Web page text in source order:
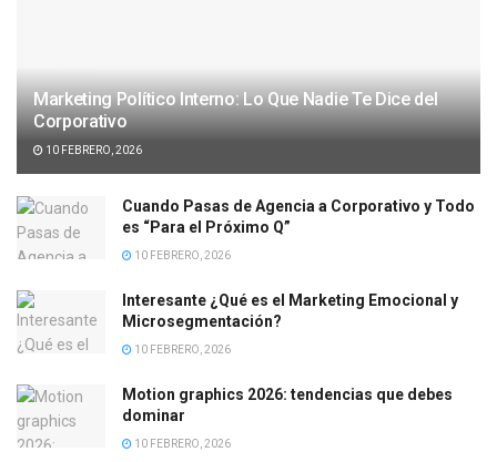
Marketing Político Interno: Lo Que Nadie Te Dice del
Corporativo
10 FEBRERO, 2026
Cuando Pasas de Agencia a Corporativo y Todo
es “Para el Próximo Q”
10 FEBRERO, 2026
Interesante ¿Qué es el Marketing Emocional y
Microsegmentación?
10 FEBRERO, 2026
Motion graphics 2026: tendencias que debes
dominar
10 FEBRERO, 2026